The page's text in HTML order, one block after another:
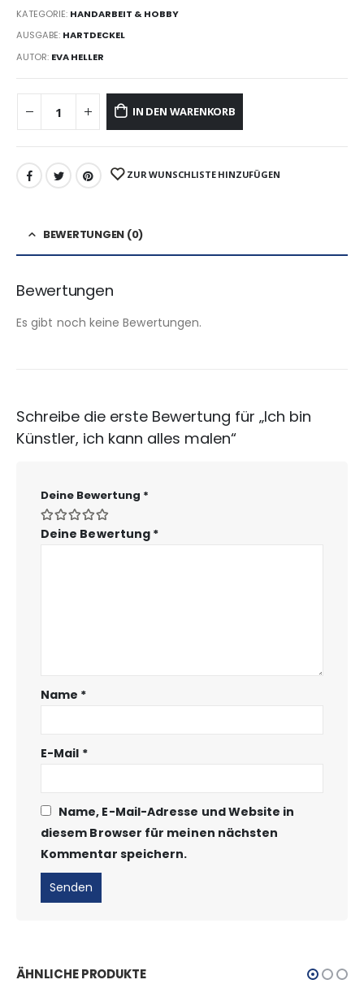
KATEGORIE: HANDARBEIT & HOBBY
AUSGABE: HARTDECKEL
AUTOR: EVA HELLER
IN DEN WARENKORB
ZUR WUNSCHLISTE HINZUFÜGEN
BEWERTUNGEN (0)
Bewertungen
Es gibt noch keine Bewertungen.
Schreibe die erste Bewertung für „Ich bin
Künstler, ich kann alles malen“
Deine Bewertung *
Deine Bewertung *
Name *
E-Mail *
Name, E-Mail-Adresse und Website in
diesem Browser für meinen nächsten
Kommentar speichern.
ÄHNLICHE PRODUKTE